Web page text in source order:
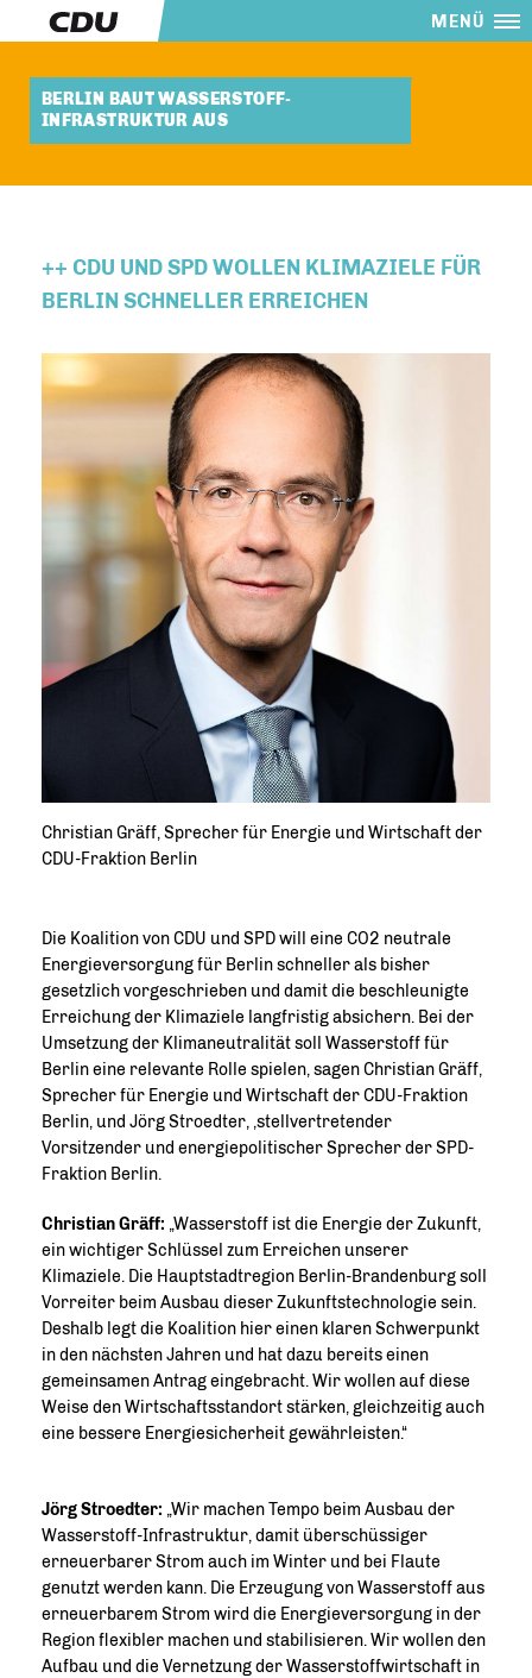
MENÜ
BERLIN BAUT WASSERSTOFF-
INFRASTRUKTUR AUS
++ CDU UND SPD WOLLEN KLIMAZIELE FÜR
BERLIN SCHNELLER ERREICHEN
Christian Gräff, Sprecher für Energie und Wirtschaft der
CDU-Fraktion Berlin
Die Koalition von CDU und SPD will eine CO2 neutrale
Energieversorgung für Berlin schneller als bisher
gesetzlich vorgeschrieben und damit die beschleunigte
Erreichung der Klimaziele langfristig absichern. Bei der
Umsetzung der Klimaneutralität soll Wasserstoff für
Berlin eine relevante Rolle spielen, sagen Christian Gräff,
Sprecher für Energie und Wirtschaft der CDU-Fraktion
Berlin, und Jörg Stroedter, ,stellvertretender
Vorsitzender und energiepolitischer Sprecher der SPD-
Fraktion Berlin.
Christian Gräff: Wasserstoff ist die Energie der Zukunft,
ein wichtiger Schlüssel zum Erreichen unserer
Klimaziele. Die Hauptstadtregion Berlin-Brandenburg soll
Vorreiter beim Ausbau dieser Zukunftstechnologie sein.
Deshalb legt die Koalition hier einen klaren Schwerpunkt
in den nächsten Jahren und hat dazu bereits einen
gemeinsamen Antrag eingebracht. Wir wollen auf diese
Weise den Wirtschaftsstandort stärken, gleichzeitig auch
eine bessere Energiesicherheit gewährleisten.“
Jörg Stroedter: Wir machen Tempo beim Ausbau der
Wasserstoff-Infrastruktur, damit überschüssiger
erneuerbarer Strom auch im Winter und bei Flaute
genutzt werden kann. Die Erzeugung von Wasserstoff aus
erneuerbarem Strom wird die Energieversorgung in der
Region flexibler machen und stabilisieren. Wir wollen den
Aufbau und die Vernetzung der Wasserstoffwirtschaft in